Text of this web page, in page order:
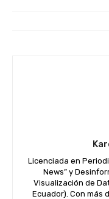
Licenciada en
News” y
Visualización de
Ecuador). Con más